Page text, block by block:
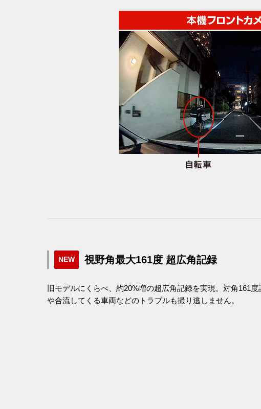
NEW 視野角最大161度 超広角記録
旧モデルにくらべ、約20%増の超広角記録を実現。対角161
や合流してくる車両などのトラブルも撮り逃しません。